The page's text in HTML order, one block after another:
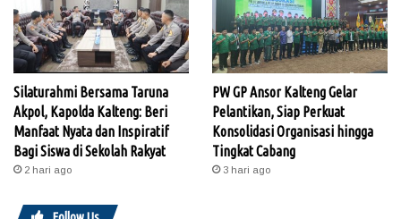
Silaturahmi Bersama Taruna
Akpol, Kapolda Kalteng: Beri
Manfaat Nyata dan Inspiratif
Bagi Siswa di Sekolah Rakyat
2 hari ago
PW GP Ansor Kalteng Gelar
Pelantikan, Siap Perkuat
Konsolidasi Organisasi hingga
Tingkat Cabang
3 hari ago